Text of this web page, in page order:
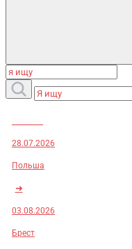
28.07.2026
Польша
➜
03.08.2026
Брест